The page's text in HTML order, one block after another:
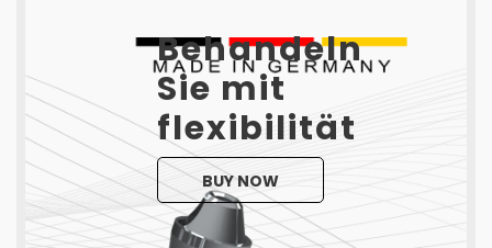
Behandeln
Sie mit
flexibilität
BUY NOW